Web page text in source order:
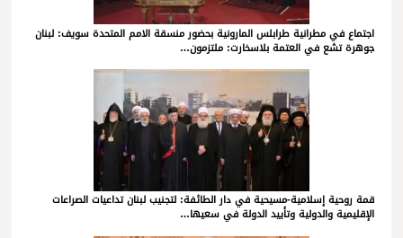
اجتماع في مطرانية طرابلس المارونية بحضور منسقة الامم المتحدة سويف: لبنان
جوهرة تشع في العتمة بلاسخارت: ملتزمون…
قمة روحية إسلامية-مسيحية في دار الطائفة: لتجنيب لبنان تداعيات الصراعات
الإقليمية والدولية وتأييد الدولة في سعيها…